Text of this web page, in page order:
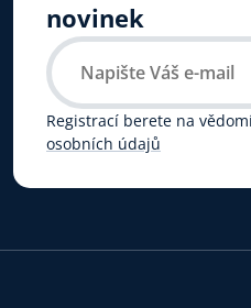
novinek
Registrací berete na
osobních údajů